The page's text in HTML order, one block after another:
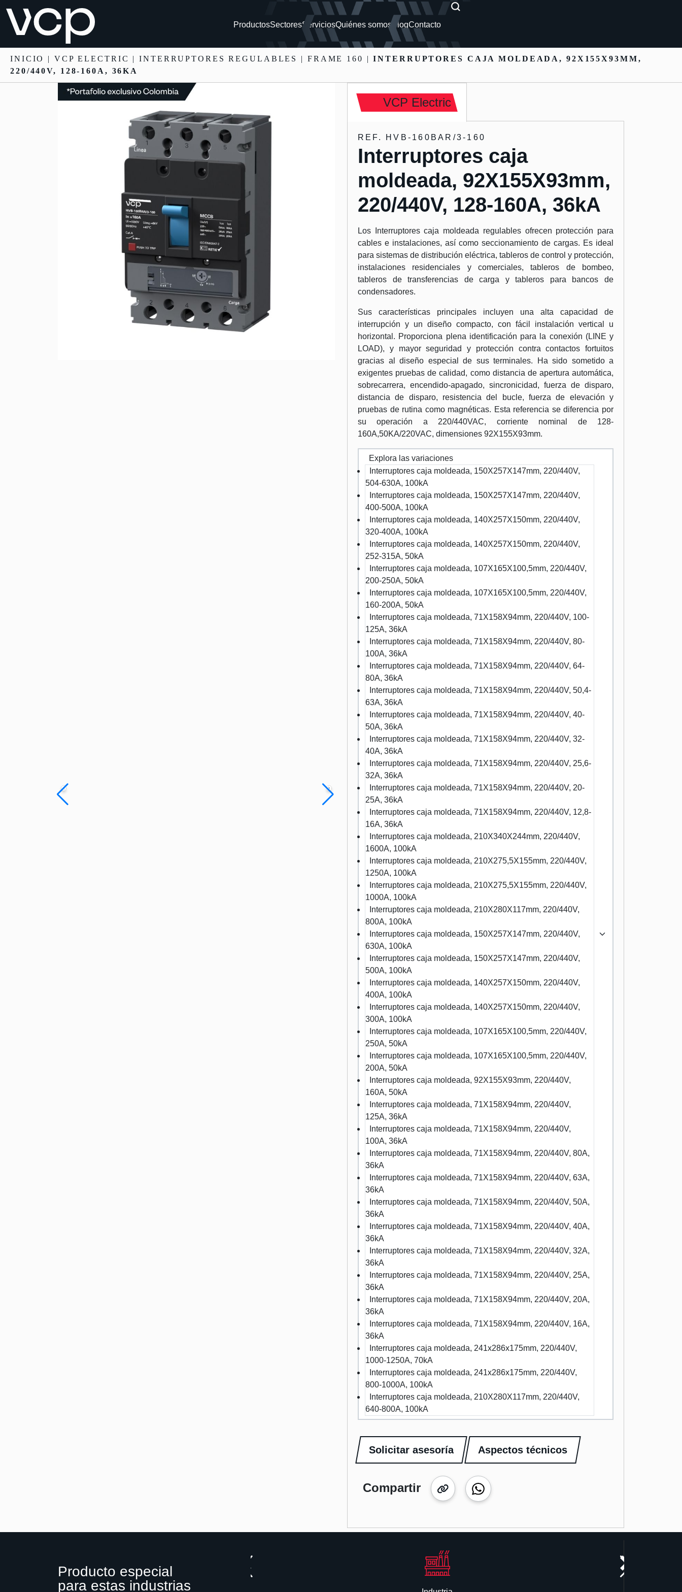
ProductosSectoresServiciosQuiénes somos BlogContacto
INICIO | VCP ELECTRIC |INTERRUPTORES REGULABLES | FRAME 160 |INTERRUPTORES CAJA MOLDEADA, 92X155X93MM,
220/440V, 128-160A, 36KA
VCP Electric
REF. HVB-160BAR/3-160
Interruptores caja
moldeada, 92X155X93mm,
220/440V, 128-160A, 36kA
Los Interruptores caja moldeada regulables ofrecen protección para
cables e instalaciones, así como seccionamiento de cargas. Es ideal
para sistemas de distribución eléctrica, tableros de control y protección,
instalaciones residenciales y comerciales, tableros de bombeo,
tableros de transferencias de carga y tableros para bancos de
condensadores.
Sus características principales incluyen una alta capacidad de
interrupción y un diseño compacto, con fácil instalación vertical u
horizontal. Proporciona plena identificación para la conexión (LINE y
LOAD), y mayor seguridad y protección contra contactos fortuitos
gracias al diseño especial de sus terminales. Ha sido sometido a
exigentes pruebas de calidad, como distancia de apertura automática,
sobrecarrera, encendido-apagado, sincronicidad, fuerza de disparo,
distancia de disparo, resistencia del bucle, fuerza de elevación y
pruebas de rutina como magnéticas. Esta referencia se diferencia por
su operación a 220/440VAC, corriente nominal de 128-
160A,50KA/220VAC, dimensiones 92X155X93mm.
Explora las variaciones
Interruptores caja moldeada, 150X257X147mm, 220/440V,
504-630A, 100kA
Interruptores caja moldeada, 150X257X147mm, 220/440V,
400-500A, 100kA
Interruptores caja moldeada, 140X257X150mm, 220/440V,
320-400A, 100kA
Interruptores caja moldeada, 140X257X150mm, 220/440V,
252-315A, 50kA
Interruptores caja moldeada, 107X165X100,5mm, 220/440V,
200-250A, 50kA
Interruptores caja moldeada, 107X165X100,5mm, 220/440V,
160-200A, 50kA
Interruptores caja moldeada, 71X158X94mm, 220/440V, 100-
125A, 36kA
Interruptores caja moldeada, 71X158X94mm, 220/440V, 80-
100A, 36kA
Interruptores caja moldeada, 71X158X94mm, 220/440V, 64-
80A, 36kA
Interruptores caja moldeada, 71X158X94mm, 220/440V, 50,4-
63A, 36kA
Interruptores caja moldeada, 71X158X94mm, 220/440V, 40-
50A, 36kA
Interruptores caja moldeada, 71X158X94mm, 220/440V, 32-
40A, 36kA
Interruptores caja moldeada, 71X158X94mm, 220/440V, 25,6-
32A, 36kA
Interruptores caja moldeada, 71X158X94mm, 220/440V, 20-
25A, 36kA
Interruptores caja moldeada, 71X158X94mm, 220/440V, 12,8-
16A, 36kA
Interruptores caja moldeada, 210X340X244mm, 220/440V,
1600A, 100kA
Interruptores caja moldeada, 210X275,5X155mm, 220/440V,
1250A, 100kA
Interruptores caja moldeada, 210X275,5X155mm, 220/440V,
1000A, 100kA
Interruptores caja moldeada, 210X280X117mm, 220/440V,
800A, 100kA
Interruptores caja moldeada, 150X257X147mm, 220/440V,
630A, 100kA
Interruptores caja moldeada, 150X257X147mm, 220/440V,
500A, 100kA
Interruptores caja moldeada, 140X257X150mm, 220/440V,
400A, 100kA
Interruptores caja moldeada, 140X257X150mm, 220/440V,
300A, 100kA
Interruptores caja moldeada, 107X165X100,5mm, 220/440V,
250A, 50kA
Interruptores caja moldeada, 107X165X100,5mm, 220/440V,
200A, 50kA
Interruptores caja moldeada, 92X155X93mm, 220/440V,
160A, 50kA
Interruptores caja moldeada, 71X158X94mm, 220/440V,
125A, 36kA
Interruptores caja moldeada, 71X158X94mm, 220/440V,
100A, 36kA
Interruptores caja moldeada, 71X158X94mm, 220/440V, 80A,
36kA
Interruptores caja moldeada, 71X158X94mm, 220/440V, 63A,
36kA
Interruptores caja moldeada, 71X158X94mm, 220/440V, 50A,
36kA
Interruptores caja moldeada, 71X158X94mm, 220/440V, 40A,
36kA
Interruptores caja moldeada, 71X158X94mm, 220/440V, 32A,
36kA
Interruptores caja moldeada, 71X158X94mm, 220/440V, 25A,
36kA
Interruptores caja moldeada, 71X158X94mm, 220/440V, 20A,
36kA
Interruptores caja moldeada, 71X158X94mm, 220/440V, 16A,
36kA
Interruptores caja moldeada, 241x286x175mm, 220/440V,
1000-1250A, 70kA
Interruptores caja moldeada, 241x286x175mm, 220/440V,
800-1000A, 100kA
Interruptores caja moldeada, 210X280X117mm, 220/440V,
640-800A, 100kA
Solicitar asesoría Aspectos técnicos
Compartir
Producto especial
para estas industrias